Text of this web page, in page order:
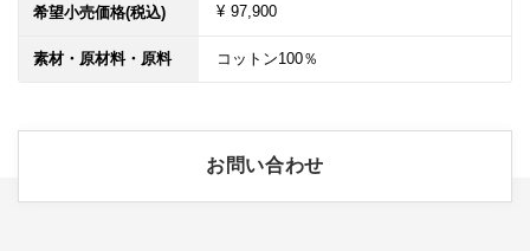
希望小売価格(税込) ¥ 97,900
素材・原材料・原料 コットン100％
お問い合わせ